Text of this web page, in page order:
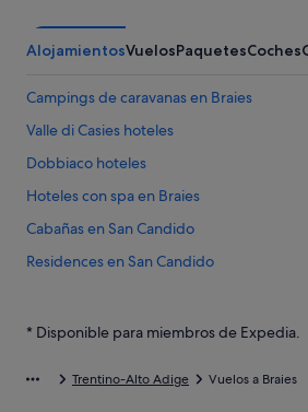
AlojamientosVuelosPaquetesCoches
Campings de caravanas en Braies
Valle di Casies hoteles
Dobbiaco hoteles
Hoteles con spa en Braies
Cabañas en San Candido
Residences en San Candido
Hoteles cerca de Lago Braies
Casas privadas de vacaciones en San
* Disponible para miembros de Expedia.
Trentino-Alto Adige Vuelos a Braies